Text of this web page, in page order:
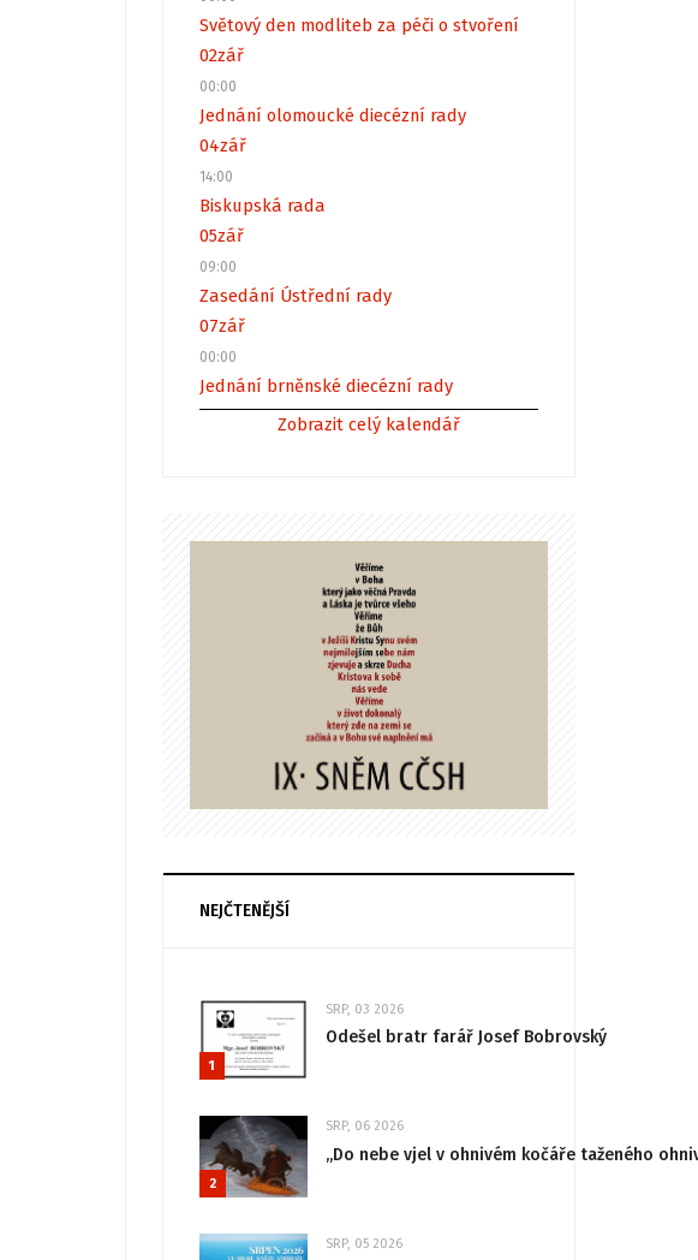
Světový den modliteb za péči o stvoření
02zář
00:00
Jednání olomoucké diecézní rady
04zář
14:00
Biskupská rada
05zář
09:00
Zasedání Ústřední rady
07zář
00:00
Jednání brněnské diecézní rady
Zobrazit celý kalendář
NEJČTENĚJŠÍ
1
SRP, 03 2026
Odešel bratr farář Josef Bobrovský
2
SRP, 06 2026
„Do nebe vjel v ohnivém kočáře taženého
SRP, 05 2026